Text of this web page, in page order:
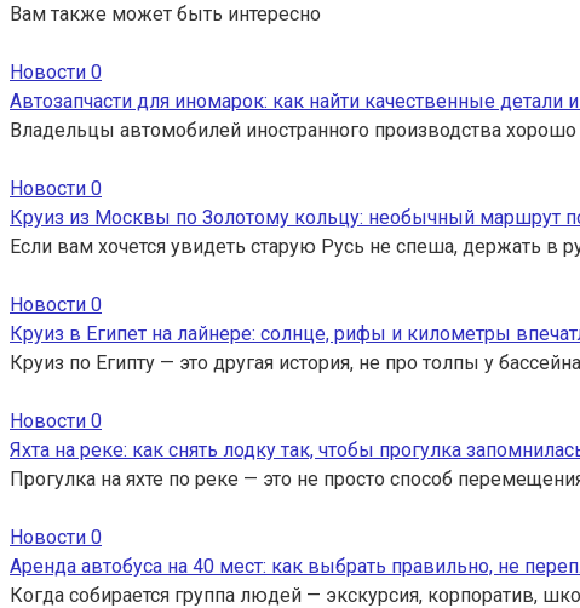
Вам также может быть интересно
Новости 0
Автозапчасти для иномарок: как найти качественные детали
Владельцы автомобилей иностранного производства
Новости 0
Круиз из Москвы по Золотому кольцу: необычный маршрут
Если вам хочется увидеть старую Русь не спеша, держать в
Новости 0
Круиз в Египет на лайнере: солнце, рифы и километры
Круиз по Египту — это другая история, не про толпы у
Новости 0
Яхта на реке: как снять лодку так, чтобы прогулка
Прогулка на яхте по реке — это не просто способ
Новости 0
Аренда автобуса на 40 мест: как выбрать правильно, не
Когда собирается группа людей — экскурсия, корпоратив,